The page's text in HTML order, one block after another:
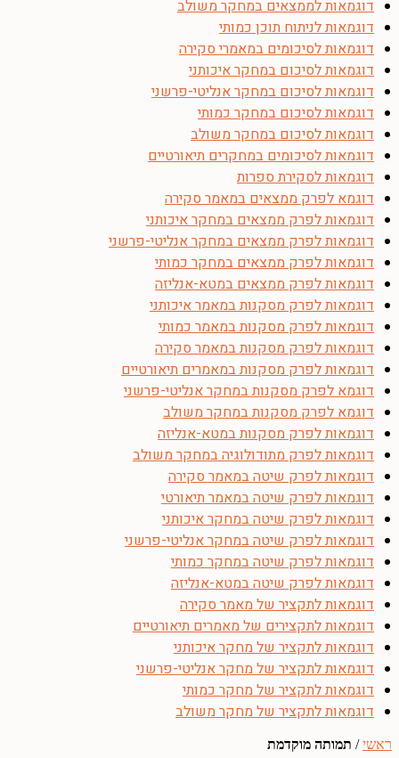
דוגמאות לממצאים במחקר משולב
דוגמאות לניתוח תוכן כמותי
דוגמאות לסיכומים במאמרי סקירה
דוגמאות לסיכום במחקר איכותני
דוגמאות לסיכום במחקר אנליטי-פרשני
דוגמאות לסיכום במחקר כמותי
דוגמאות לסיכום במחקר משולב
דוגמאות לסיכומים במחקרים תיאורטיים
דוגמאות לסקירת ספרות
דוגמא לפרק ממצאים במאמר סקירה
דוגמאות לפרק ממצאים במחקר איכותני
דוגמאות לפרק ממצאים במחקר אנליטי-פרשני
דוגמאות לפרק ממצאים במחקר כמותי
דוגמאות לפרק ממצאים במטא-אנליזה
דוגמאות לפרק מסקנות במאמר איכותני
דוגמאות לפרק מסקנות במאמר כמותי
דוגמאות לפרק מסקנות במאמר סקירה
דוגמאות לפרק מסקנות במאמרים תיאורטיים
דוגמא לפרק מסקנות במחקר אנליטי-פרשני
דוגמא לפרק מסקנות במחקר משולב
דוגמאות לפרק מסקנות במטא-אנליזה
דוגמאות לפרק מתודולוגיה במחקר משולב
דוגמאות לפרק שיטה במאמר סקירה
דוגמאות לפרק שיטה במאמר תיאורטי
דוגמאות לפרק שיטה במחקר איכותני
דוגמאות לפרק שיטה במחקר אנליטי-פרשני
דוגמאות לפרק שיטה במחקר כמותי
דוגמאות לפרק שיטה במטא-אנליזה
דוגמאות לתקציר של מאמר סקירה
דוגמאות לתקצירים של מאמרים תיאורטיים
דוגמאות לתקציר של מחקר איכותני
דוגמאות לתקציר של מחקר אנליטי-פרשני
דוגמאות לתקציר של מחקר כמותי
דוגמאות לתקציר של מחקר משולב
ראשי/ תמותה מוקדמת